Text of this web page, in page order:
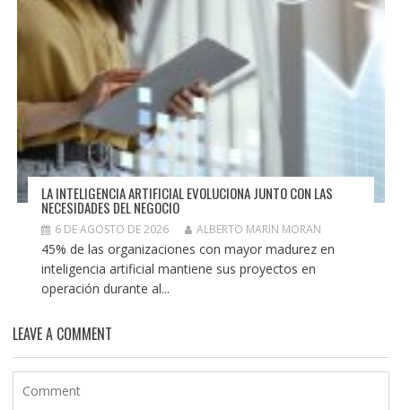
LA INTELIGENCIA ARTIFICIAL EVOLUCIONA JUNTO CON LAS
NECESIDADES DEL NEGOCIO
6 DE AGOSTO DE 2026 ALBERTO MARIN MORAN
45% de las organizaciones con mayor madurez en
inteligencia artificial mantiene sus proyectos en
operación durante al...
LEAVE A COMMENT